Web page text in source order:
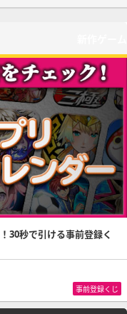
30秒で引ける事前登録く
事前登録くじ